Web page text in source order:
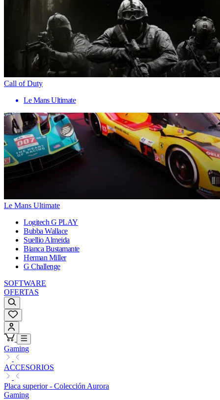
Call of Duty
Le Mans Ultimate
Le Mans Ultimate
Logitech G PLAY
Bubba Wallace
Suellio Almeida
Bianca Bustamante
Herman Miller
G Challenge
SOFTWARE
OFERTAS
Gaming
ACCESORIOS
Placa superior - Colección Aurora
Gaming